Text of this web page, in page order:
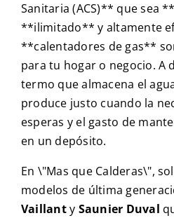
Sanitaria (ACS)** que sea
**ilimitado** y altamente
**calentadores de gas**
para tu hogar o negocio. A
termo que almacena el
produce justo cuando la
esperas y el gasto de
en un depósito.
En \"Mas que Calderas\",
modelos de última
Vaillanty Saunier Duval